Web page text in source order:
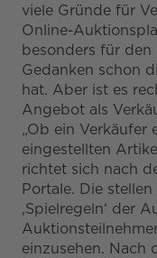
viele Gründe für
Online-
besonders für den
Gedanken schon
hat. Aber ist es
Angebot als
„Ob ein Verkäufer
eingestellten
richtet sich nach
Portale. Die
‚Spielregeln‘ der
einzusehen. Nach